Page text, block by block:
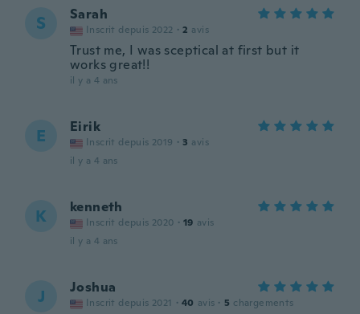
S Sarah
Inscrit depuis 2022 · 2 avis
Trust me, I was sceptical at first but it
works great!!
il y a 4 ans
E Eirik
Inscrit depuis 2019 · 3 avis
il y a 4 ans
K kenneth
Inscrit depuis 2020 · 19 avis
il y a 4 ans
J Joshua
Inscrit depuis 2021 · 40 avis · 5 chargements